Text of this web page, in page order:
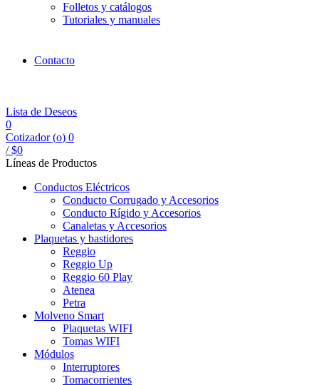
Folletos y catálogos
Tutoriales y manuales
Contacto
Lista de Deseos
0
Cotizador (o) 0
/ $0
Líneas de Productos
Conductos Eléctricos
Conducto Corrugado y Accesorios
Conducto Rígido y Accesorios
Canaletas y Accesorios
Plaquetas y bastidores
Reggio
Reggio Up
Reggio 60 Play
Atenea
Petra
Molveno Smart
Plaquetas WIFI
Tomas WIFI
Módulos
Interruptores
Tomacorrientes